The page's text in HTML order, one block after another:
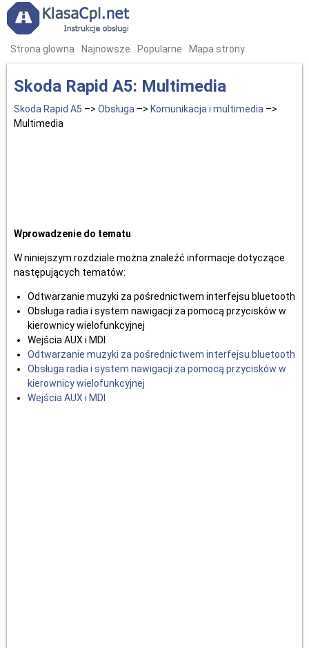
Strona glowna Najnowsze Popularne Mapa strony
Skoda Rapid A5: Multimedia
Skoda Rapid A5 –> Obsługa –> Komunikacja i multimedia –>
Multimedia
Wprowadzenie do tematu
W niniejszym rozdziale można znaleźć informacje dotyczące
następujących tematów:
Odtwarzanie muzyki za pośrednictwem interfejsu bluetooth
Obsługa radia i system nawigacji za pomocą przycisków w
kierownicy wielofunkcyjnej
Wejścia AUX i MDI
Odtwarzanie muzyki za pośrednictwem interfejsu bluetooth
Obsługa radia i system nawigacji za pomocą przycisków w
kierownicy wielofunkcyjnej
Wejścia AUX i MDI